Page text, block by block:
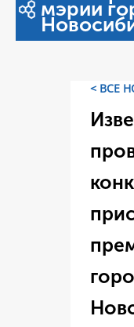
мэрии
< ВСЕ